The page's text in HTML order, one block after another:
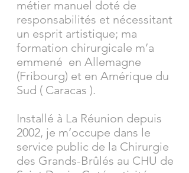
métier manuel doté de
responsabilités et nécessitant
un esprit artistique; ma
formation chirurgicale m’a
emmené en Allemagne
(Fribourg) et en Amérique du
Sud ( Caracas ).
Installé à La Réunion depuis
2002, je m’occupe dans le
service public de la Chirurgie
des Grands-Brûlés au CHU de